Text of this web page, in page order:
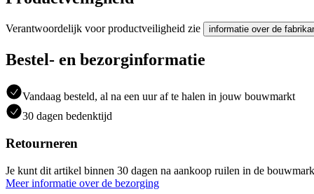
Verantwoordelijk voor productveiligheid zie informatie over de
Bestel- en bezorginformatie
Vandaag besteld, al na een uur af te halen in jouw bouwmarkt
30 dagen bedenktijd
Retourneren
Je kunt dit artikel binnen 30 dagen na aankoop ruilen in de
Meer informatie over de bezorging